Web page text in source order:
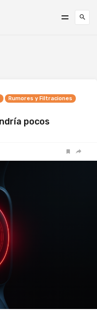
Rumores y Filtraciones
pocos